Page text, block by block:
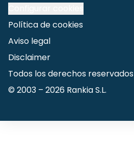
Política de cookies
Aviso legal
Disclaimer
Todos los derechos reservados
© 2003 – 2026 Rankia S.L.